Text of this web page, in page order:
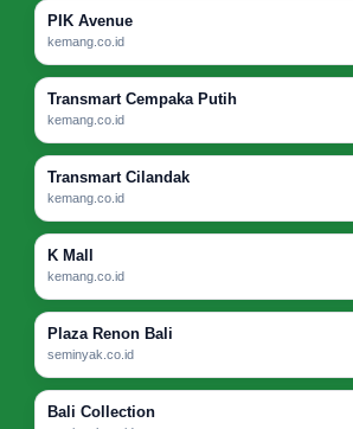
PIK Avenue
kemang.co.id
Transmart Cempaka Putih
kemang.co.id
Transmart Cilandak
kemang.co.id
K Mall
kemang.co.id
Plaza Renon Bali
seminyak.co.id
Bali Collection